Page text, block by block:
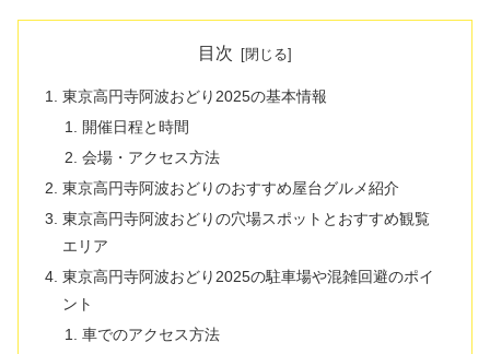
目次
東京高円寺阿波おどり2025の基本情報
開催日程と時間
会場・アクセス方法
東京高円寺阿波おどりのおすすめ屋台グルメ紹介
東京高円寺阿波おどりの穴場スポットとおすすめ観覧
エリア
東京高円寺阿波おどり2025の駐車場や混雑回避のポイ
ント
車でのアクセス方法